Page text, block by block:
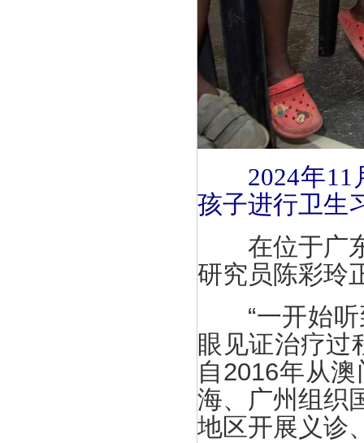
2024年
孩子进行卫生
在位于广东
研究员陈彩玲
“一开始听
眼见证治疗过
自2016年从
海、广州组织
地区开展义诊